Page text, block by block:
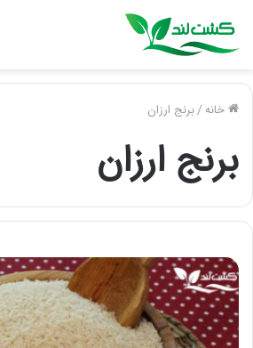
خانه/برنج ارزان
برنج ارزان